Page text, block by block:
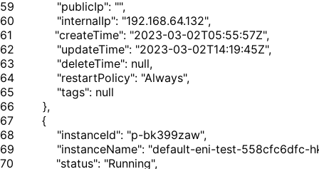
59
60
61
62
63
64
65
66
67
68
69
70